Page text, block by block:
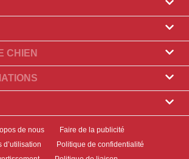
Dog Finder
acceptons-nous?
toiletteurs
CHIEN
de nous
Faire de la publicité
d’utilisation
Politique de confidentialité